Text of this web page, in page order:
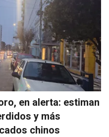
en alerta: estiman
y más
chinos